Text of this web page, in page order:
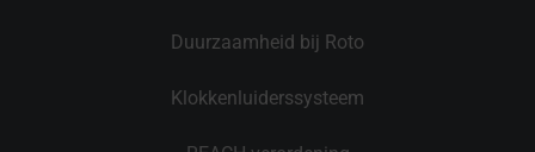
Duurzaamheid bij Roto
Klokkenluiderssysteem